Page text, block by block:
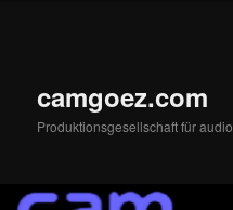
camgoez.com
Produktionsgesellschaft für